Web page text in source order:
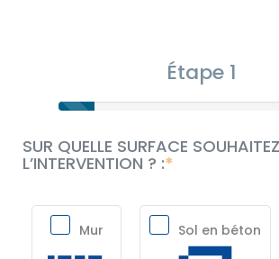
Étape 1
SUR QUELLE SURFACE
L’INTERVENTION ? :
Mur Sol en béton